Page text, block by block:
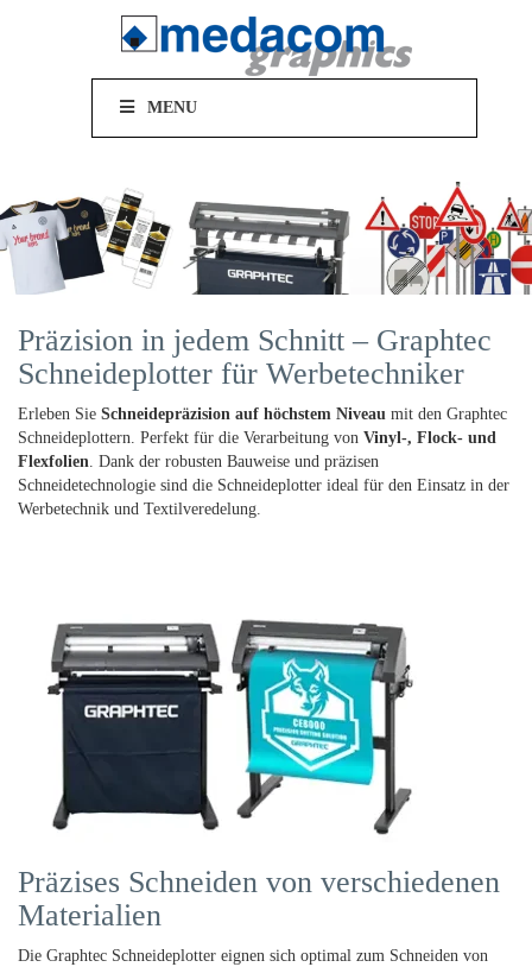
MENU
Präzision in jedem Schnitt – Graphtec
Schneideplotter für Werbetechniker
Erleben Sie Schneidepräzision auf höchstem Niveau mit den Graphtec
Schneideplottern. Perfekt für die Verarbeitung von Vinyl-, Flock- und
Flexfolien. Dank der robusten Bauweise und präzisen
Schneidetechnologie sind die Schneideplotter ideal für den Einsatz in der
Werbetechnik und Textilveredelung.
Präzises Schneiden von verschiedenen
Materialien
Die Graphtec Schneideplotter eignen sich optimal zum Schneiden von